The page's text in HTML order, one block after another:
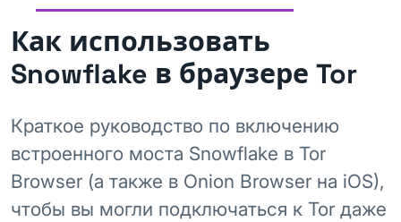
Как использовать
Snowflake в браузере Tor
Краткое руководство по включению
встроенного моста Snowflake в Tor
Browser (а также в Onion Browser на iOS),
чтобы вы могли подключаться к Tor даже